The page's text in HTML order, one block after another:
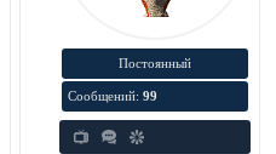
Постоянный
Сообщений: 99